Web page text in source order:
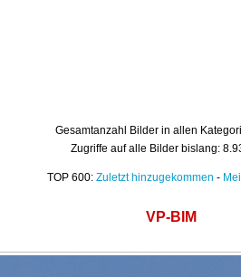
Gesamtanzahl Bilder in allen
Zugriffe auf alle Bilder bislang:
TOP 600:Zuletzt hinzugekommen -
VP-BIM